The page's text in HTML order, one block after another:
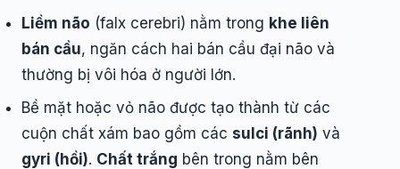
Liềm não (falx cerebri) nằm trong khe liên
bán cầu, ngăn cách hai bán cầu đại não và
thường bị vôi hóa ở người lớn.
Bề mặt hoặc vỏ não được tạo thành từ các
cuộn chất xám bao gồm các sulci (rãnh) và
gyri (hồi). Chất trắng bên trong nằm bên